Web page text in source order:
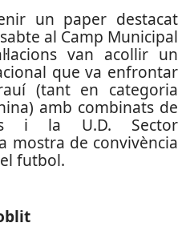
un paper destacat
al Camp Municipal
van acollir un
que va enfrontar
(tant en categoria
amb combinats de
i la U.D. Sector
mostra de convivència
futbol.